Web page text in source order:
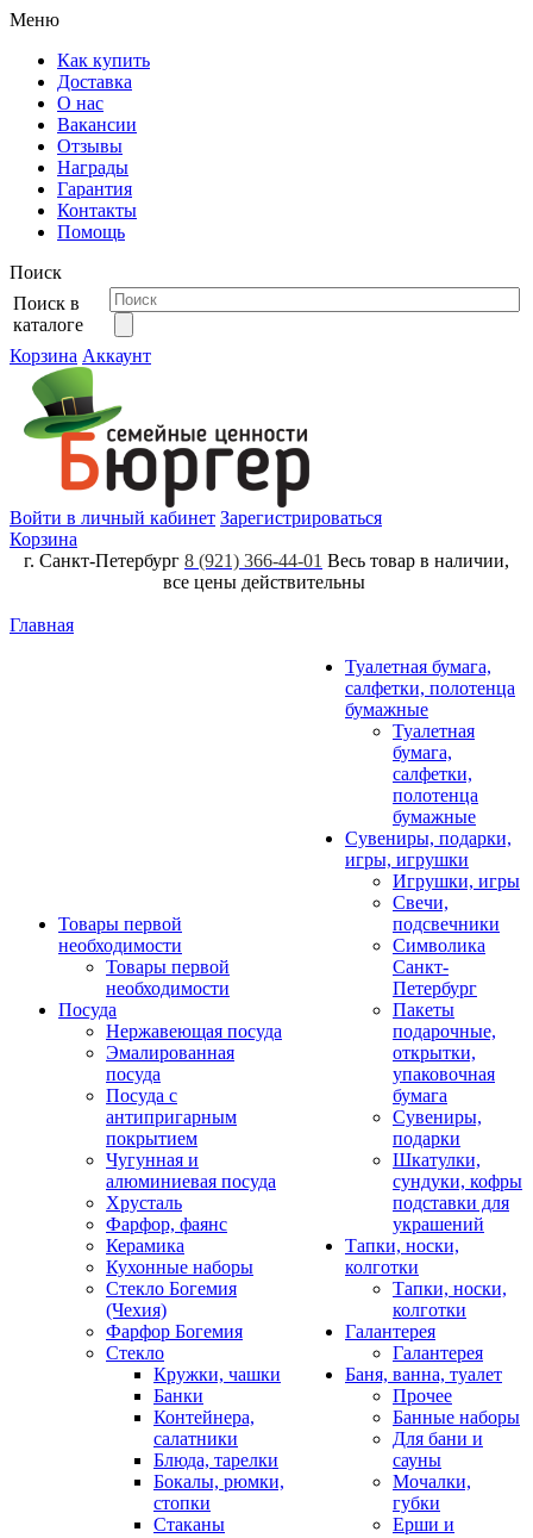
Меню
Как купить
Доставка
О нас
Вакансии
Отзывы
Награды
Гарантия
Контакты
Помощь
Поиск
Поиск в
каталоге
Корзина Аккаунт
Войти в личный кабинет Зарегистрироваться
Корзина
г. Санкт-Петербург 8 (921) 366-44-01 Весь товар в наличии,
все цены действительны
Главная
Товары первой
необходимости
Товары первой
необходимости
Посуда
Нержавеющая посуда
Эмалированная
посуда
Посуда с
антипригарным
покрытием
Чугунная и
алюминиевая посуда
Хрусталь
Фарфор, фаянс
Керамика
Кухонные наборы
Стекло Богемия
(Чехия)
Фарфор Богемия
Стекло
Кружки, чашки
Банки
Контейнера,
салатники
Блюда, тарелки
Бокалы, рюмки,
стопки
Стаканы
Туалетная бумага,
салфетки, полотенца
бумажные
Туалетная
бумага,
салфетки,
полотенца
бумажные
Сувениры, подарки,
игры, игрушки
Игрушки, игры
Свечи,
подсвечники
Символика
Санкт-
Петербург
Пакеты
подарочные,
открытки,
упаковочная
бумага
Сувениры,
подарки
Шкатулки,
сундуки, кофры
подставки для
украшений
Тапки, носки,
колготки
Тапки, носки,
колготки
Галантерея
Галантерея
Баня, ванна, туалет
Прочее
Банные наборы
Для бани и
сауны
Мочалки,
губки
Ерши и